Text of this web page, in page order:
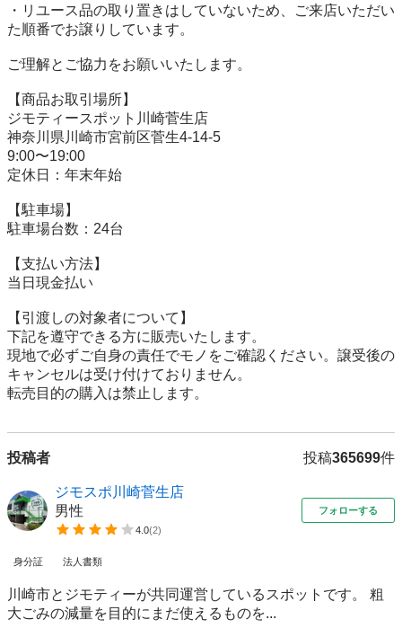
・リユース品の取り置きはしていないため、ご来店いただい
た順番でお譲りしています。
ご理解とご協力をお願いいたします。
【商品お取引場所】
ジモティースポット川崎菅生店
神奈川県川崎市宮前区菅生4-14-5
9:00〜19:00
定休日：年末年始
【駐⾞場】
駐車場台数：24台
【⽀払い⽅法】
当日現金払い
【引渡しの対象者について】
下記を遵守できる⽅に販売いたします。
現地で必ずご⾃⾝の責任でモノをご確認ください。譲受後の
キャンセルは受け付けておりません。
転売⽬的の購⼊は禁⽌します。
投稿者 投稿365699件
ジモスポ川崎菅生店
男性
4.0(2)
フォローする
身分証 法人書類
川崎市とジモティーが共同運営しているスポットです。 粗
⼤ごみの減量を⽬的にまだ使えるものを...